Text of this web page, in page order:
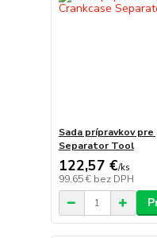
Sada prípravkov
Separator Tool
122,57 €/ks
99,65 € bez DPH